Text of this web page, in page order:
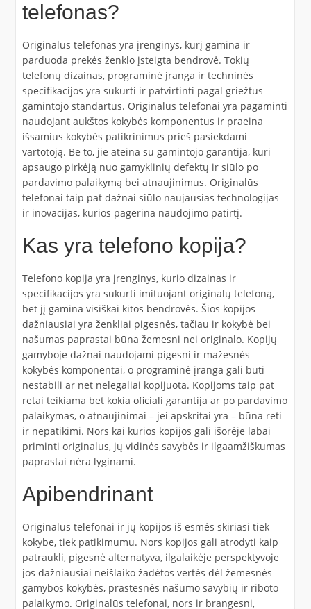
telefonas?
Originalus telefonas yra įrenginys, kurį gamina ir
parduoda prekės ženklo įsteigta bendrovė. Tokių
telefonų dizainas, programinė įranga ir techninės
specifikacijos yra sukurti ir patvirtinti pagal griežtus
gamintojo standartus. Originalūs telefonai yra pagaminti
naudojant aukštos kokybės komponentus ir praeina
išsamius kokybės patikrinimus prieš pasiekdami
vartotoją. Be to, jie ateina su gamintojo garantija, kuri
apsaugo pirkėją nuo gamyklinių defektų ir siūlo po
pardavimo palaikymą bei atnaujinimus. Originalūs
telefonai taip pat dažnai siūlo naujausias technologijas
ir inovacijas, kurios pagerina naudojimo patirtį.
Kas yra telefono kopija?
Telefono kopija yra įrenginys, kurio dizainas ir
specifikacijos yra sukurti imituojant originalų telefoną,
bet jį gamina visiškai kitos bendrovės. Šios kopijos
dažniausiai yra ženkliai pigesnės, tačiau ir kokybė bei
našumas paprastai būna žemesni nei originalo. Kopijų
gamyboje dažnai naudojami pigesni ir mažesnės
kokybės komponentai, o programinė įranga gali būti
nestabili ar net nelegaliai kopijuota. Kopijoms taip pat
retai teikiama bet kokia oficiali garantija ar po pardavimo
palaikymas, o atnaujinimai – jei apskritai yra – būna reti
ir nepatikimi. Nors kai kurios kopijos gali išorėje labai
priminti originalus, jų vidinės savybės ir ilgaamžiškumas
paprastai nėra lyginami.
Apibendrinant
Originalūs telefonai ir jų kopijos iš esmės skiriasi tiek
kokybe, tiek patikimumu. Nors kopijos gali atrodyti kaip
patraukli, pigesnė alternatyva, ilgalaikėje perspektyvoje
jos dažniausiai neišlaiko žadėtos vertės dėl žemesnės
gamybos kokybės, prastesnės našumo savybių ir riboto
palaikymo. Originalūs telefonai, nors ir brangesni,